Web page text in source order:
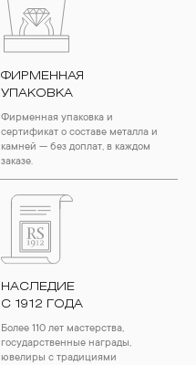
ФИРМЕННАЯ
УПАКОВКА
Фирменная упаковка и
сертификат о составе металла и
камней — без доплат, в каждом
заказе.
НАСЛЕДИЕ
С 1912 ГОДА
Более 110 лет мастерства,
государственные награды,
ювелиры с традициями